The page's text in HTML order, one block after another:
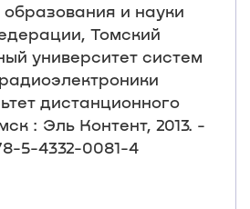
и науки
Томский
университет систем
дистанционного
: Эль Контент, 2013. -
5-4332-0081-4